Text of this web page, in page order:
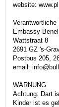
website:
Verantwortliche
Embassy
Wattstraat 8
2691 GZ 's-
Postbus 205,
email:
WARNUNG
Achtung: Dart
Kinder ist es